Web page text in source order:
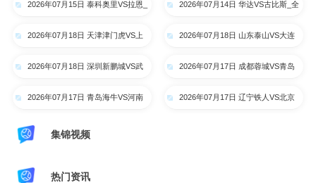
2026年07月15日 泰科奥里VS拉恩_
2026年07月14日 华达VS古比斯_全
2026年07月18日 天津津门虎VS上
2026年07月18日 山东泰山VS大连
2026年07月18日 深圳新鹏城VS武
2026年07月17日 成都蓉城VS青岛
2026年07月17日 青岛海牛VS河南
2026年07月17日 辽宁铁人VS北京
集锦视频
热门资讯